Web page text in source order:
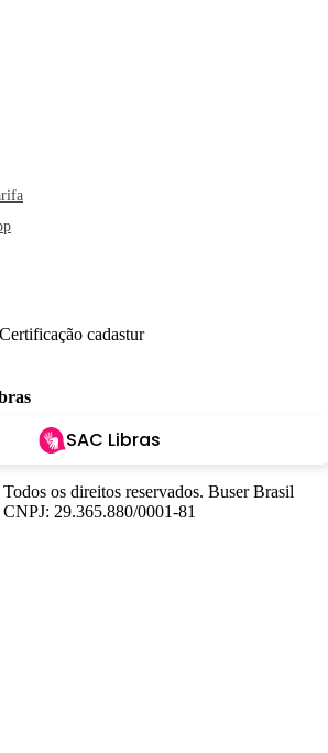
SAC Libras
os direitos reservados. Buser Brasil
29.365.880/0001-81